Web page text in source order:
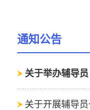
通知公告